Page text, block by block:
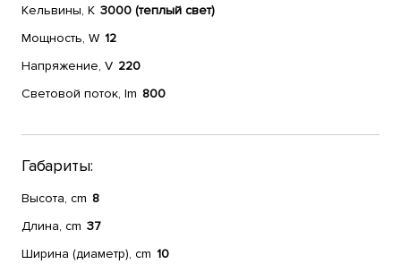
Кельвины, К 3000 (теплый свет)
Мощность, W 12
Напряжение, V 220
Световой поток, lm 800
Габариты:
Высота, cm 8
Длина, cm 37
Ширина (диаметр), cm 10